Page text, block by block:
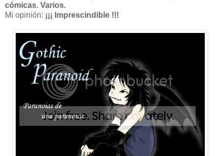
cómicas. Varios.
Mi opinión: ¡¡¡ Imprescindible !!!